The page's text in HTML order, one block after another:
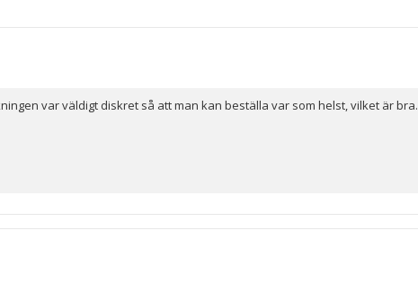
var väldigt diskret så att man kan beställa var som helst, vilket är bra.